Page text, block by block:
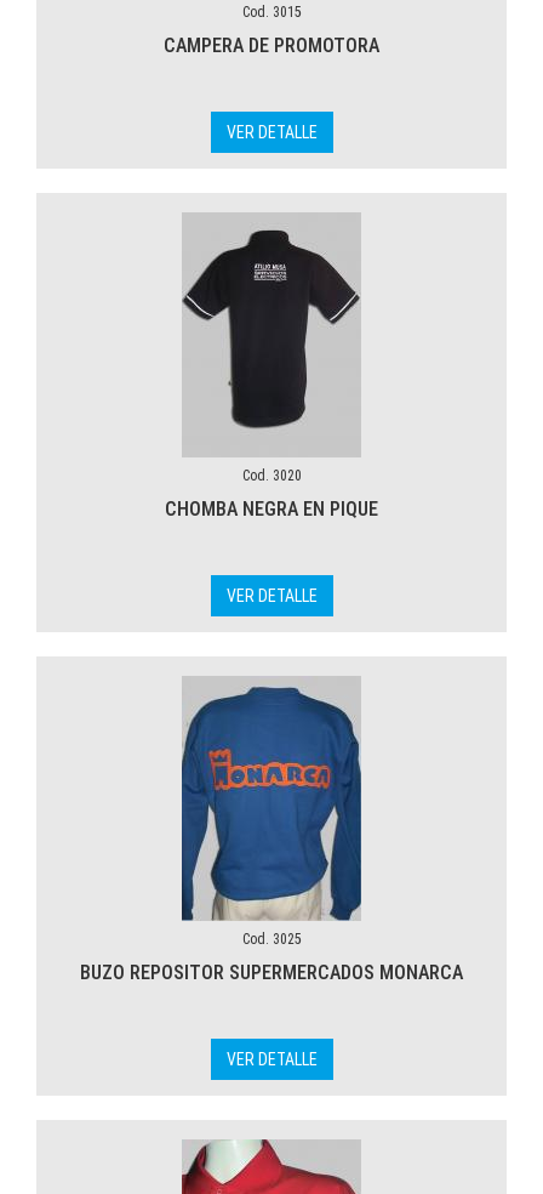
Cod. 3015
CAMPERA DE PROMOTORA
VER DETALLE
Cod. 3020
CHOMBA NEGRA EN PIQUE
VER DETALLE
Cod. 3025
BUZO REPOSITOR SUPERMERCADOS MONARCA
VER DETALLE